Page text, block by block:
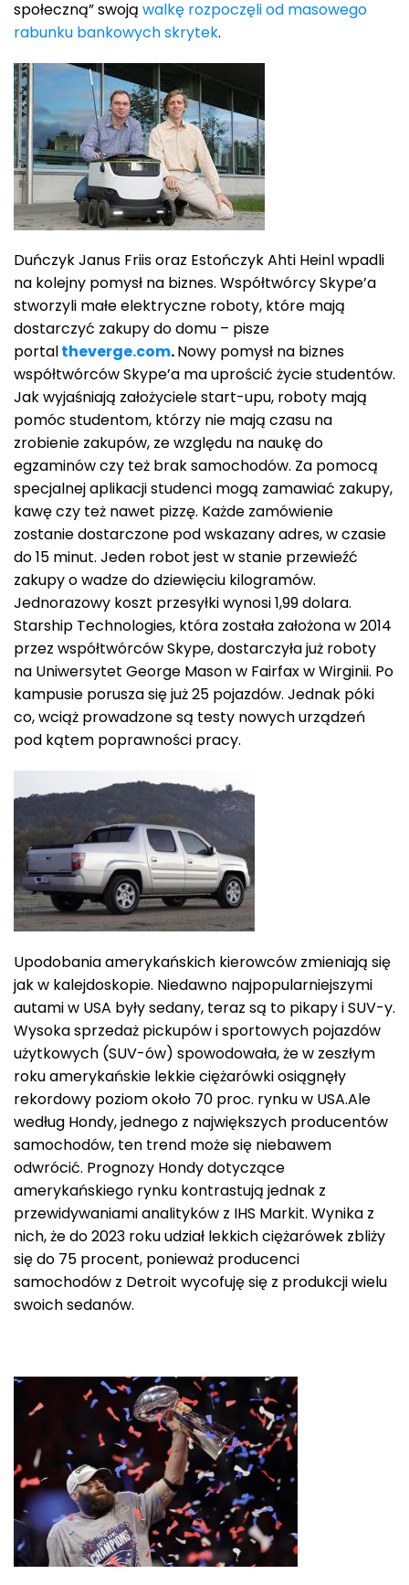
społeczną” swoją walkę rozpoczęli od masowego
rabunku bankowych skrytek.
Duńczyk Janus Friis oraz Estończyk Ahti Heinl wpadli
na kolejny pomysł na biznes. Współtwórcy Skype’a
stworzyli małe elektryczne roboty, które mają
dostarczyć zakupy do domu – pisze
portaltheverge.com.Nowy pomysł na biznes
współtwórców Skype’a ma uprościć życie studentów.
Jak wyjaśniają założyciele start-upu, roboty mają
pomóc studentom, którzy nie mają czasu na
zrobienie zakupów, ze względu na naukę do
egzaminów czy też brak samochodów. Za pomocą
specjalnej aplikacji studenci mogą zamawiać zakupy,
kawę czy też nawet pizzę. Każde zamówienie
zostanie dostarczone pod wskazany adres, w czasie
do 15 minut. Jeden robot jest w stanie przewieźć
zakupy o wadze do dziewięciu kilogramów.
Jednorazowy koszt przesyłki wynosi 1,99 dolara.
Starship Technologies, która została założona w 2014
przez współtwórców Skype, dostarczyła już roboty
na Uniwersytet George Mason w Fairfax w Wirginii. Po
kampusie porusza się już 25 pojazdów. Jednak póki
co, wciąż prowadzone są testy nowych urządzeń
pod kątem poprawności pracy.
Upodobania amerykańskich kierowców zmieniają się
jak w kalejdoskopie. Niedawno najpopularniejszymi
autami w USA były sedany, teraz są to pikapy i SUV-y.
Wysoka sprzedaż pickupów i sportowych pojazdów
użytkowych (SUV-ów) spowodowała, że w zeszłym
roku amerykańskie lekkie ciężarówki osiągnęły
rekordowy poziom około 70 proc. rynku w USA.Ale
według Hondy, jednego z największych producentów
samochodów, ten trend może się niebawem
odwrócić. Prognozy Hondy dotyczące
amerykańskiego rynku kontrastują jednak z
przewidywaniami analityków z IHS Markit. Wynika z
nich, że do 2023 roku udział lekkich ciężarówek zbliży
się do 75 procent, ponieważ producenci
samochodów z Detroit wycofuję się z produkcji wielu
swoich sedanów.